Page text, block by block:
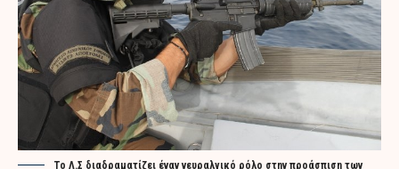
Το Λ.Σ διαδραματίζει έναν νευραλγικό ρόλο στην προάσπιση των